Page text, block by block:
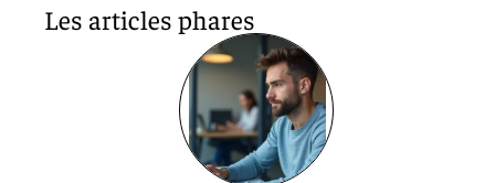
Les articles phares